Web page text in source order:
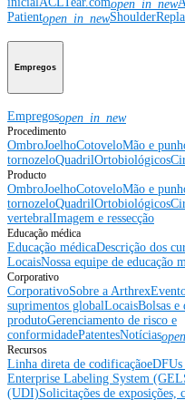
open_in_new
Patientopen_in_new
Empregos
Empregosopen_in_new
Procedimento
OmbroJoelhoCotoveloMão e
tornozeloQuadrilOrtobiológicos
Producto
OmbroJoelhoCotoveloMão e
tornozeloQuadrilOrtobiológicos
vertebralImagem e ressecção
Educação médica
Educação médicaDescrição dos
LocaisNossa equipe de educação
Corporativo
CorporativoSobre a Arthrex
suprimentos globalLocaisBolsas e
produtoGerenciamento de risco e
conformidadePatentesNotícias
Recursos
Linha direta de codificação
Enterprise Labeling System
(UDI)Solicitações de exposições,